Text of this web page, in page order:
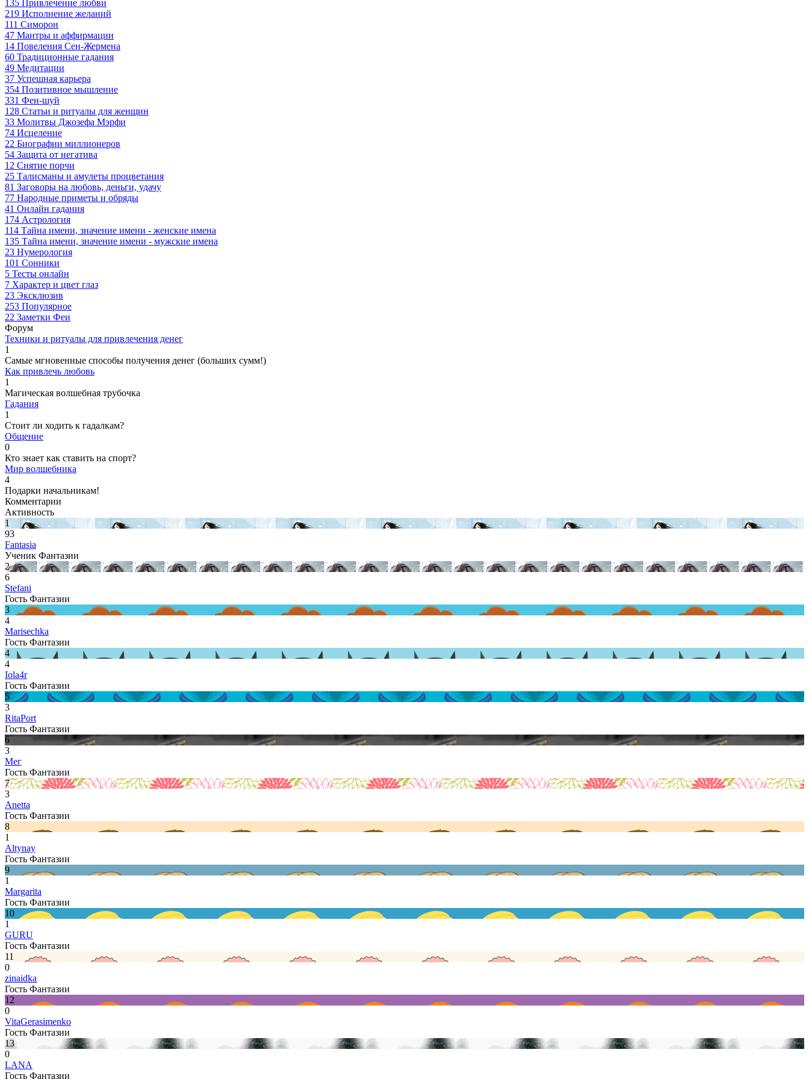
135 Привлечение любви
219 Исполнение желаний
111 Симорон
47 Мантры и аффирмации
14 Повеления Сен-Жермена
60 Традиционные гадания
49 Медитации
37 Успешная карьера
354 Позитивное мышление
331 Фен-шуй
128 Статьи и ритуалы для женщин
33 Молитвы Джозефа Мэрфи
74 Исцеление
22 Биографии миллионеров
54 Защита от негатива
12 Снятие порчи
25 Талисманы и амулеты процветания
81 Заговоры на любовь, деньги, удачу
77 Народные приметы и обряды
41 Онлайн гадания
174 Астрология
114 Тайна имени, значение имени - женские имена
135 Тайна имени, значение имени - мужские имена
23 Нумерология
101 Сонники
5 Тесты онлайн
7 Характер и цвет глаз
23 Эксклюзив
253 Популярное
22 Заметки Феи
Форум
Техники и ритуалы для привлечения денег
1
Самые мгновенные способы получения денег (больших сумм!)
Как привлечь любовь
1
Магическая волшебная трубочка
Гадания
1
Стоит ли ходить к гадалкам?
Общение
0
Кто знает как ставить на спорт?
Мир волшебника
4
Подарки начальникам!
Комментарии
Активность
1
93
Fantasia
Ученик Фантазии
2
6
Stefani
Гость Фантазии
3
4
Marisechka
Гость Фантазии
4
4
Iola4r
Гость Фантазии
5
3
RitaPort
Гость Фантазии
6
3
Мег
Гость Фантазии
7
3
Anetta
Гость Фантазии
8
1
Altynay
Гость Фантазии
9
1
Margarita
Гость Фантазии
10
1
GURU
Гость Фантазии
11
0
zinaidka
Гость Фантазии
12
0
VitaGerasimenko
Гость Фантазии
13
0
LANA
Гость Фантазии